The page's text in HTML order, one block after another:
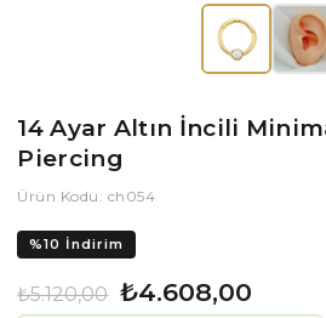
14 Ayar Altın İncili
Piercing
Ürün Kodu: ch054
%10 İndirim
₺5.120,00 ₺4.608,00